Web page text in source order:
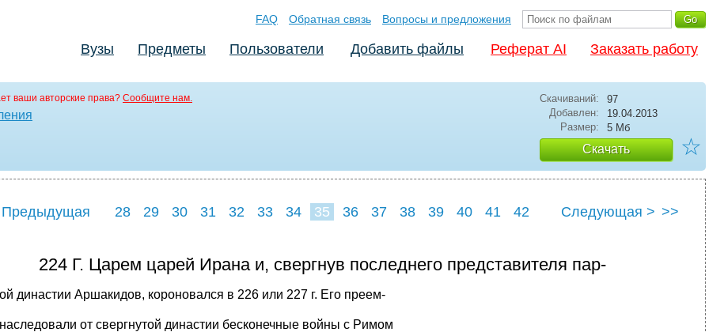
FAQ Обратная связь Вопросы и предложения
Вузы Предметы Пользователи Добавить файлы Реферат AI Заказать работу
ваши авторские права? Сообщите нам. Скачиваний:
97
Добавлен:
19.04.2013
Размер:
5 Мб
Скачать ☆
28 29 30 31 32 33 34 35 36 37 38 39 40 41
42
Следующая > >>
224 Г. Царем царей Ирана и, свергнув последнего представителя пар-
династии Аршакидов, короновался в 226 или 227 г. Его преем-
от свергнутой династии бесконечные войны с Римом